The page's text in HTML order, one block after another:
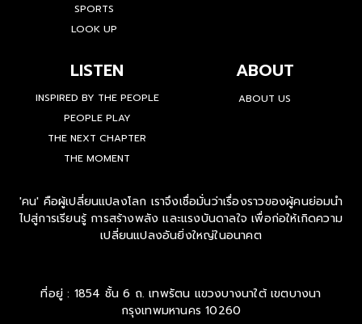
SPORTS
LOOK UP
LISTEN
INSPIRED BY THE PEOPLE
PEOPLE PLAY
THE NEXT CHAPTER
THE MOMENT
ABOUT
ABOUT US
'คน' คือผู้เปลี่ยนแปลงโลก เราจึงเชื่อมั่นว่าเรื่องราวของผู้คนย่อมนำ
ไปสู่การเรียนรู้ การสร้างพลัง และแรงบันดาลใจ เพื่อก่อให้เกิดความ
เปลี่ยนแปลงอันยิ่งใหญ่ในอนาคต
ที่อยู่ : 1854 ชั้น 6 ถ. เทพรัตน แขวงบางนาใต้ เขตบางนา
กรุงเทพมหานคร 10260